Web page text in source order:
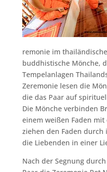
remonie im
buddhistische Mönche,
Tempelanlagen
Zeremonie lesen die
die das Paar auf
Die Mönche verbinden
einem weißen Faden
ziehen den Faden
die Liebenden in einer
Nach der Segnung